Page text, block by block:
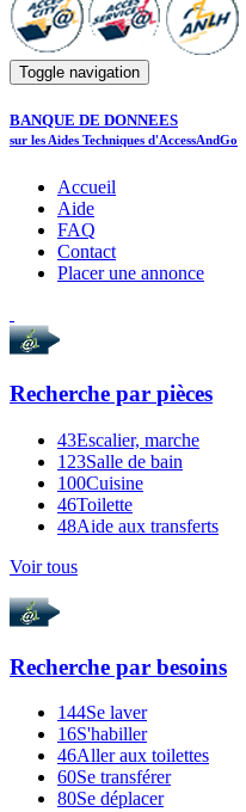
Toggle navigation
BANQUE DE DONNEES
sur les Aides Techniques d'AccessAndGo
Accueil
Aide
FAQ
Contact
Placer une annonce
Recherche par pièces
43Escalier, marche
123Salle de bain
100Cuisine
46Toilette
48Aide aux transferts
Voir tous
Recherche par besoins
144Se laver
16S'habiller
46Aller aux toilettes
60Se transférer
80Se déplacer